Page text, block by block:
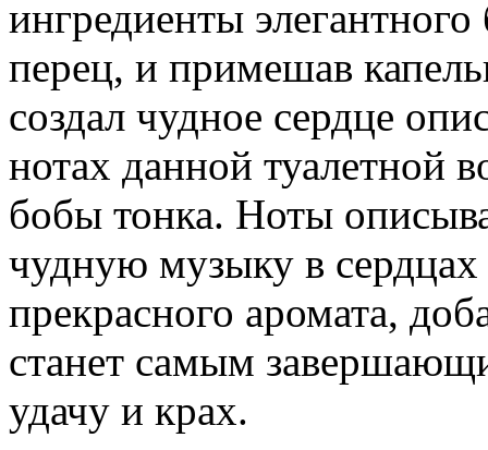
ингредиенты элегантного
перец, и примешав
создал чудное сердце
нотах данной туалетной
бобы тонка. Ноты
чудную музыку в сердцах
прекрасного аромата,
станет самым
удачу и крах.